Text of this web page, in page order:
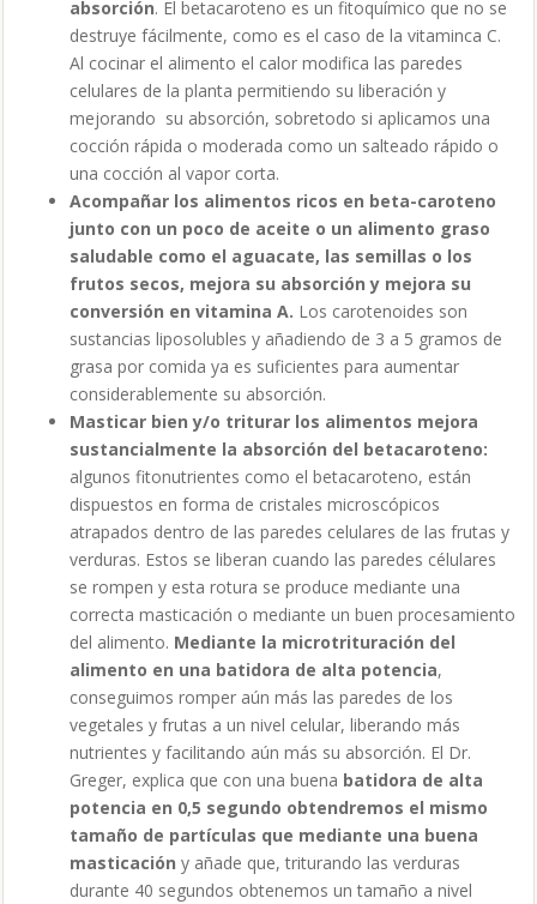
absorción. El betacaroteno es un fitoquímico que no se
destruye fácilmente, como es el caso de la vitaminca C.
Al cocinar el alimento el calor modifica las paredes
celulares de la planta permitiendo su liberación y
mejorando su absorción, sobretodo si aplicamos una
cocción rápida o moderada como un salteado rápido o
una cocción al vapor corta.
Acompañar los alimentos ricos en beta-caroteno
junto con un poco de aceite o un alimento graso
saludable como el aguacate, las semillas o los
frutos secos, mejora su absorción y mejora su
conversión en vitamina A. Los carotenoides son
sustancias liposolubles y añadiendo de 3 a 5 gramos de
grasa por comida ya es suficientes para aumentar
considerablemente su absorción.
Masticar bien y/o triturar los alimentos mejora
sustancialmente la absorción del betacaroteno:
algunos fitonutrientes como el betacaroteno, están
dispuestos en forma de cristales microscópicos
atrapados dentro de las paredes celulares de las frutas y
verduras. Estos se liberan cuando las paredes célulares
se rompen y esta rotura se produce mediante una
correcta masticación o mediante un buen procesamiento
del alimento. Mediante la microtrituración del
alimento en una batidora de alta potencia,
conseguimos romper aún más las paredes de los
vegetales y frutas a un nivel celular, liberando más
nutrientes y facilitando aún más su absorción. El Dr.
Greger, explica que con una buena batidora de alta
potencia en 0,5 segundo obtendremos el mismo
tamaño de partículas que mediante una buena
masticación y añade que, triturando las verduras
durante 40 segundos obtenemos un tamaño a nivel